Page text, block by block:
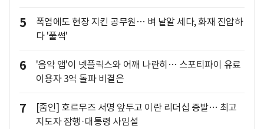
5
폭염에도 현장 지킨 공무원… 벼 낱알 세다, 화재 진압하
다 '풀썩'
6
'음악 앱'이 넷플릭스와 어깨 나란히… 스포티파이 유료
이용자 3억 돌파 비결은
7
[줌인] 호르무즈 서명 앞두고 이란 리더십 증발… 최고
지도자 잠행·대통령 사임설